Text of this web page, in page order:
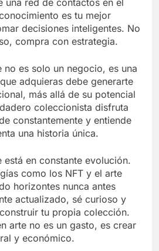
una red de contactos en el
es tu mejor
decisiones inteligentes. No
compra con estrategia.
no es solo un negocio, es una
adquieras debe generarte
más allá de su potencial
coleccionista disfruta
constantemente y entiende
una historia única.
está en constante evolución.
como los NFT y el arte
horizontes nunca antes
actualizado, sé curioso y
tu propia colección.
arte no es un gasto, es crear
y económico.